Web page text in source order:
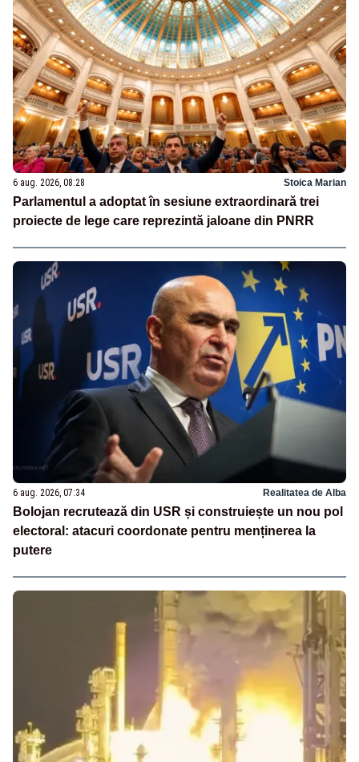
6 aug. 2026, 08:28 Stoica Marian
Parlamentul a adoptat în sesiune extraordinară trei
proiecte de lege care reprezintă jaloane din PNRR
6 aug. 2026, 07:34 Realitatea de Alba
Bolojan recrutează din USR și construiește un nou pol
electoral: atacuri coordonate pentru menținerea la
putere